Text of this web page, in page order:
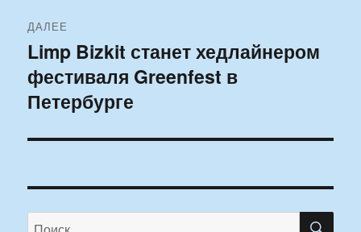
ДАЛЕЕ
Следующая
запись:
Limp Bizkit станет хедлайнером
фестиваля Greenfest в
Петербурге
Искать: